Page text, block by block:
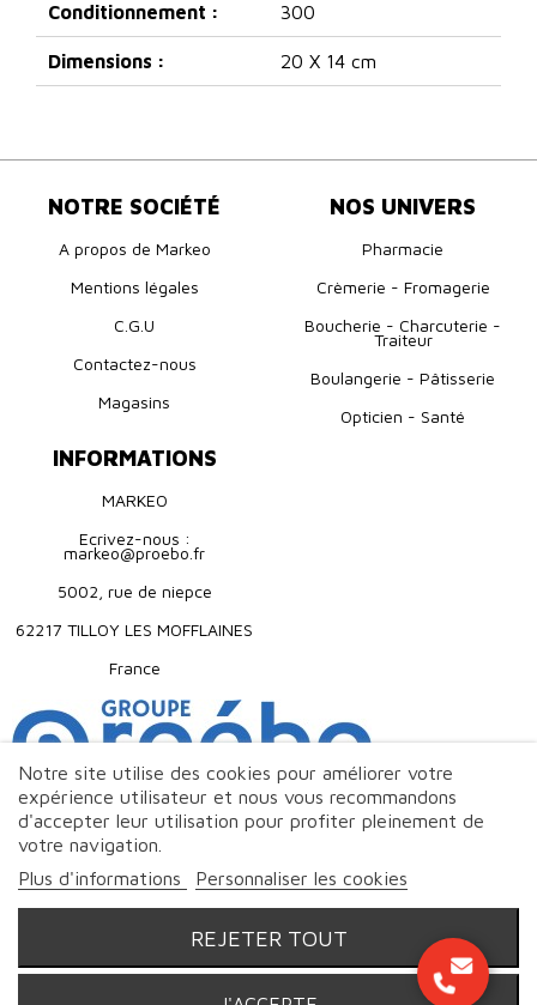
Conditionnement : 300
Dimensions : 20 X 14 cm
NOTRE SOCIÉTÉ
A propos de Markeo
Mentions légales
C.G.U
Contactez-nous
Magasins
NOS UNIVERS
Pharmacie
Crèmerie - Fromagerie
Boucherie - Charcuterie -
Traiteur
Boulangerie - Pâtisserie
Opticien - Santé
INFORMATIONS
MARKEO
Ecrivez-nous :
markeo@proebo.fr
5002, rue de niepce
62217 TILLOY LES MOFFLAINES
France
Notre site utilise des cookies pour améliorer votre
expérience utilisateur et nous vous recommandons
d'accepter leur utilisation pour profiter pleinement de
votre navigation.
Plus d'informations
Personnaliser les cookies
REJETER TOUT